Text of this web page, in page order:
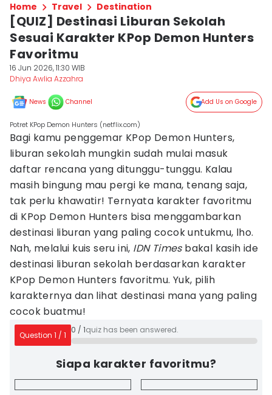
Home Travel Destination
[QUIZ] Destinasi Liburan Sekolah
Sesuai Karakter KPop Demon Hunters
Favoritmu
16 Jun 2026, 11:30 WIB
Dhiya Awlia Azzahra
News Channel Add Us on Google
Potret KPop Demon Hunters (netflix.com)
Bagi kamu penggemar KPop Demon Hunters,
liburan sekolah mungkin sudah mulai masuk
daftar rencana yang ditunggu-tunggu. Kalau
masih bingung mau pergi ke mana, tenang saja,
tak perlu khawatir! Ternyata karakter favoritmu
di KPop Demon Hunters bisa menggambarkan
destinasi liburan yang paling cocok untukmu, lho.
Nah, melalui kuis seru ini, IDN Timesbakal kasih ide
destinasi liburan sekolah berdasarkan karakter
KPop Demon Hunters favoritmu. Yuk, pilih
karakternya dan lihat destinasi mana yang paling
cocok buatmu!
Question 1 / 1
0 / 1quiz has been answered.
Siapa karakter favoritmu?